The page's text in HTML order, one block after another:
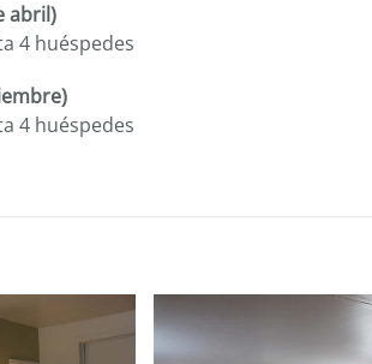
abril)
4 huéspedes
4 huéspedes